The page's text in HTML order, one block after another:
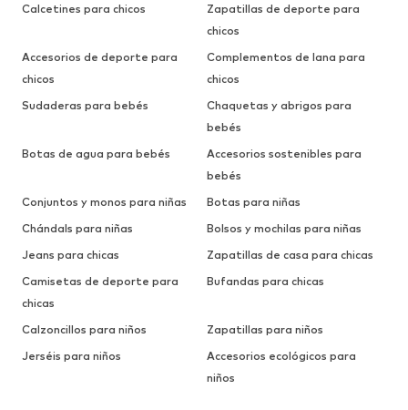
Calcetines para chicos
Zapatillas de deporte para
chicos
Accesorios de deporte para
chicos
Complementos de lana para
chicos
Sudaderas para bebés
Chaquetas y abrigos para
bebés
Botas de agua para bebés
Accesorios sostenibles para
bebés
Conjuntos y monos para niñas
Botas para niñas
Chándals para niñas
Bolsos y mochilas para niñas
Jeans para chicas
Zapatillas de casa para chicas
Camisetas de deporte para
chicas
Bufandas para chicas
Calzoncillos para niños
Zapatillas para niños
Jerséis para niños
Accesorios ecológicos para
niños